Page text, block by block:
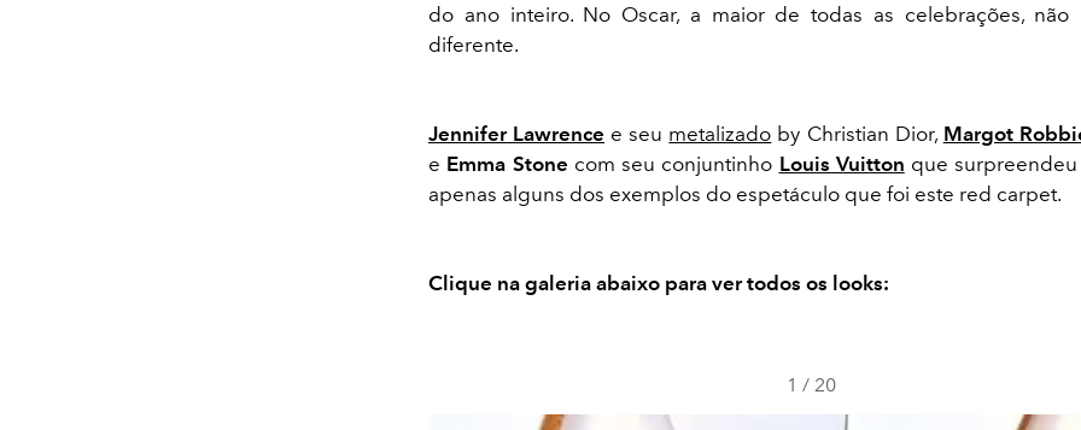
do ano inteiro. No Oscar, a maior de todas as celebrações, não
diferente.
Jennifer Lawrence e seu metalizado by Christian Dior, Margot
e Emma Stone com seu conjuntinho Louis Vuitton que
apenas alguns dos exemplos do espetáculo que foi este red carpet.
Clique na galeria abaixo para ver todos os looks:
1 / 20